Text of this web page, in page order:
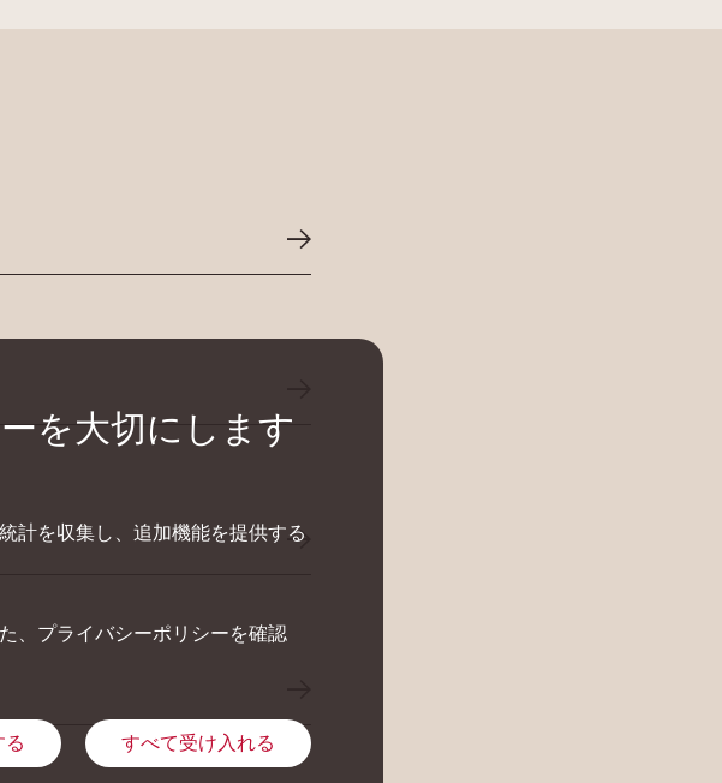
を大切にします
計を収集し、追加機能を提供する
、プライバシーポリシーを確認
すべて受け入れる
る